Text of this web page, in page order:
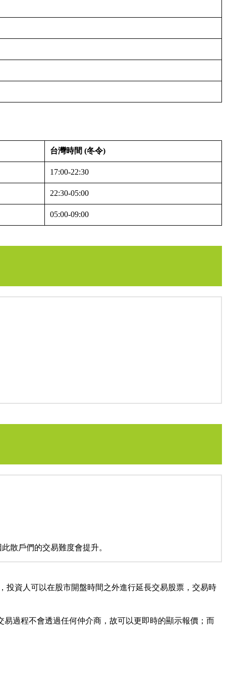
台灣時間 (冬令)
17:00-22:30
22:30-05:00
05:00-09:00
散戶們的交易難度會提升。
投資人可以在股市開盤時間之外進行延長交易股票，交易時
過程不會透過任何仲介商，故可以更即時的顯示報價；而